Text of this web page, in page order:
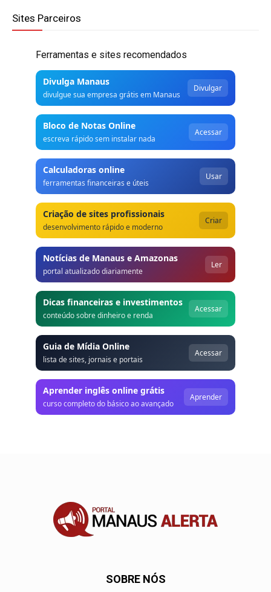
Sites Parceiros
Ferramentas e sites recomendados
Divulga Manaus
divulgue sua empresa grátis em Manaus
Divulgar
Bloco de Notas Online
escreva rápido sem instalar nada
Acessar
Calculadoras online
ferramentas financeiras e úteis
Usar
Criação de sites profissionais
desenvolvimento rápido e moderno
Criar
Notícias de Manaus e Amazonas
portal atualizado diariamente
Ler
Dicas financeiras e investimentos
conteúdo sobre dinheiro e renda
Acessar
Guia de Mídia Online
lista de sites, jornais e portais
Acessar
Aprender inglês online grátis
curso completo do básico ao avançado
Aprender
SOBRE NÓS